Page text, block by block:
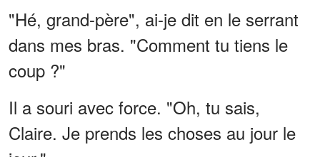
"Hé, grand-père", ai-je dit en le serrant
dans mes bras. "Comment tu tiens le
coup ?"
Il a souri avec force. "Oh, tu sais,
Claire. Je prends les choses au jour le